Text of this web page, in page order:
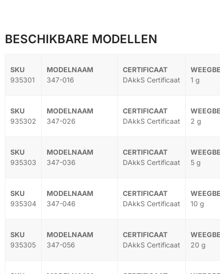
BESCHIKBARE MODELLEN
935301 347-016 DAkkS Certificaat 1 g
935302 347-026 DAkkS Certificaat 2 g
935303 347-036 DAkkS Certificaat 5 g
935304 347-046 DAkkS Certificaat 10 g
935305 347-056 DAkkS Certificaat 20 g